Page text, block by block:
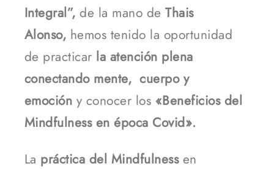
Integral”,de la mano deThais
Alonso, hemos tenido la oportunidad
de practicar la atención plena
conectando mente, cuerpo y
emoción y conocer los «Beneficios del
Mindfulness en época Covid».
La práctica del Mindfulnessen